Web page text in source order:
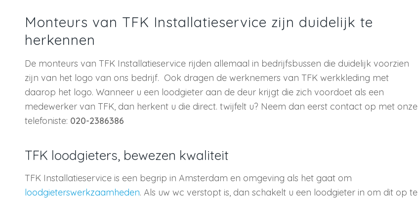
Monteurs van TFK Installatieservice zijn duidelijk te
herkennen
De monteurs van TFK Installatieservice rijden allemaal in bedrijfsbussen die duidelijk voorzien
zijn van het logo van ons bedrijf. Ook dragen de werknemers van TFK werkkleding met
daarop het logo. Wanneer u een loodgieter aan de deur krijgt die zich voordoet als een
medewerker van TFK, dan herkent u die direct. twijfelt u? Neem dan eerst contact op met onze
telefoniste: 020-2386386
TFK loodgieters, bewezen kwaliteit
TFK Installatieservice is een begrip in Amsterdam en omgeving als het gaat om
loodgieterswerkzaamheden. Als uw wc verstopt is, dan schakelt u een loodgieter in om dit op te